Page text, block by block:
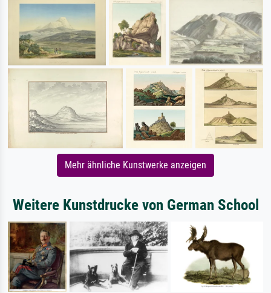
Mehr ähnliche Kunstwerke anzeigen
Weitere Kunstdrucke von German School